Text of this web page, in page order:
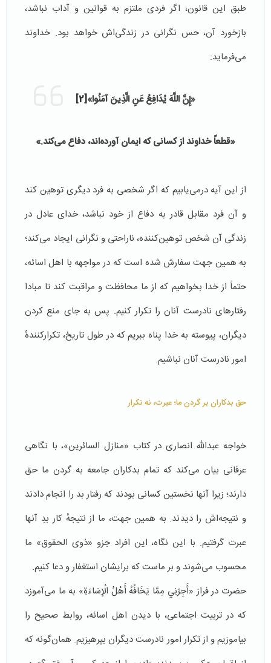
طبق این قانون، اگر فردی ملتزم به قوانین و آداب نباشد،
بازخورد آن، حس نگرانی در زندگی‌اش خواهد بود. خداوند
می‌فرماید:
«إِنَّ اللَّهَ يُدَافِعُ عَنِ الَّذِينَ آمَنُوا»[2]
«قطعاً خداوند از کسانی که ایمان آورده‌اند، دفاع می‌کند.»
از این آیه درمی‌یابیم که اگر شخصی به فرد دیگری توهین کند
و آن فرد مقابل قادر به دفاع از خود نباشد، خدای عادل در
زندگی آن شخص توهین‌کننده، ناراحتی و نگرانی ایجاد می‌کند؛
به همین جهت سفارش شده است که در مواجهه با اهل اسائه،
حتماً از خدا بخواهیم که از ما محافظت و مراقبت کند تا مبادا
رفتارهای نادرست آنان را تکرار کنیم. پس به جای منع کردن
دیگران، پیوسته به خدا پناه ببریم که در طول تاریخ، تکرارکنندهٔ
امور نادرست آنان نباشیم.
حق بدکاران بر گردن ما؛ عبرت، نه تکرار
خواجه عبدالله انصاری در کتاب «منازل السائرین»، با نگاهی
عرفانی بیان می‌کند که تمام بدکاران جامعه به گردن ما حق
دارند؛ زیرا آنها نخستین کسانی بودند که رفتار بد را انجام دادند
و نتیجه‌اش را دیدند. به همین جهت، ما از نتیجهٔ کار بدِ آنها
عبرت گرفتیم. با این نگاه، این افراد جزو «ذوی الحقوق» ما
محسوب می‌شوند و بر ماست که برایشان استغفار و دعا کنیم.
حضرت در فراز «أَجِرْنِي مِمَّا يَخَافُهُ أَهْلُ الْإِسَاءَةِ» به ما می‌آموزد
که در تربیت اجتماعی، با دیدن اهل اسائه، روابط صحیح را
بیاموزیم و از تکرار امور نادرست دیگران بپرهیزیم. همان‌گونه که